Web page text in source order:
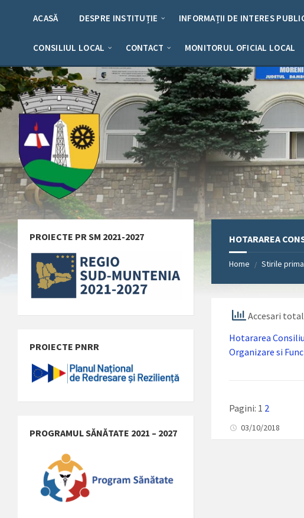
ACASĂ DESPRE INSTITUȚIE INFORMAȚII DE INTERES
CONSILIUL LOCAL CONTACT MONITORUL OFICIAL LOCAL
HOTARAREA
Home / Stirile
Accesari
Hotararea
Organizare si
Pagini: 1 2
03/10/2018
PROIECTE PR SM 2021-2027
PROIECTE PNRR
PROGRAMUL SĂNĂTATE 2021 – 2027